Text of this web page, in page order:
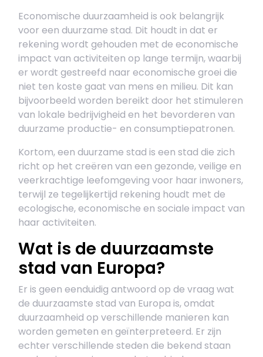
Economische duurzaamheid is ook belangrijk
voor een duurzame stad. Dit houdt in dat er
rekening wordt gehouden met de economische
impact van activiteiten op lange termijn, waarbij
er wordt gestreefd naar economische groei die
niet ten koste gaat van mens en milieu. Dit kan
bijvoorbeeld worden bereikt door het stimuleren
van lokale bedrijvigheid en het bevorderen van
duurzame productie- en consumptiepatronen.
Kortom, een duurzame stad is een stad die zich
richt op het creëren van een gezonde, veilige en
veerkrachtige leefomgeving voor haar inwoners,
terwijl ze tegelijkertijd rekening houdt met de
ecologische, economische en sociale impact van
haar activiteiten.
Wat is de duurzaamste
stad van Europa?
Er is geen eenduidig antwoord op de vraag wat
de duurzaamste stad van Europa is, omdat
duurzaamheid op verschillende manieren kan
worden gemeten en geïnterpreteerd. Er zijn
echter verschillende steden die bekend staan